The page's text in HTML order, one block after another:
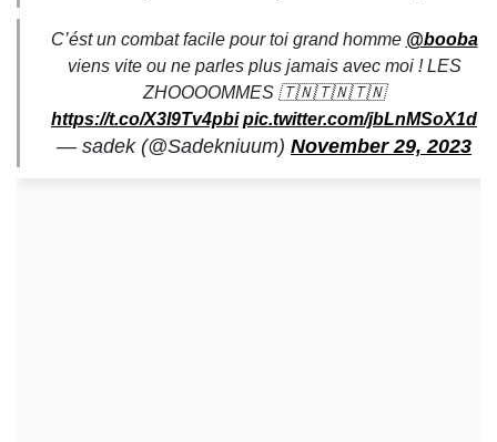
C’ést un combat facile pour toi grand homme @booba
viens vite ou ne parles plus jamais avec moi ! LES
ZHOOOOMMES 🇹🇳🇹🇳🇹🇳
https://t.co/X3I9Tv4pbi pic.twitter.com/jbLnMSoX1d
— sadek (@Sadekniuum) November 29, 2023